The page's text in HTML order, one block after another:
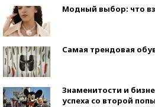
Модный выбор: что
Самая трендовая
Знаменитости и
успеха со второй